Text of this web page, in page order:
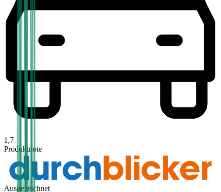
1,7
Produktnote
Ausgezeichnet